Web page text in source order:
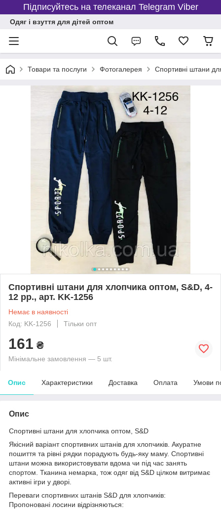
Підписуйтесь на телеканал Telegram Viber
Одяг і взуття для дітей оптом
Товари та послуги Фотогалерея Спортивні штани
Спортивні штани для хлопчика оптом, S&D, 4-
12 рр., арт. KK-1256
Немає в наявності
Код: KK-1256
Тільки опт
161 ₴
Мінімальне замовлення — 5 шт.
Опис Характеристики Доставка Оплата Умови
Опис
Спортивні штани для хлопчика оптом, S&D
Якісний варіант спортивних штанів для хлопчиків. Акуратне
пошиття та рівні рядки порадують будь-яку маму. Спортивні
штани можна використовувати вдома чи під час занять
спортом. Тканина немарка, тож одяг від S&D цілком витримає
активні ігри у дворі.
Переваги спортивних штанів S&D для хлопчиків:
Пропоновані лосини відрізняються: